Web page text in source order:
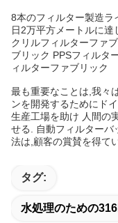
8本のフィルター製造ラ
日2万平方メートルに
クリルフィルターファ
ブリック PPSフィルタ
ィルターファブリック
最も重要なことは,我々
ンを開発するためにド
生産工場を助け 人間の
せる. 自動フィルターバ
法は,顧客の賞賛を得て
タグ:
水処理のための